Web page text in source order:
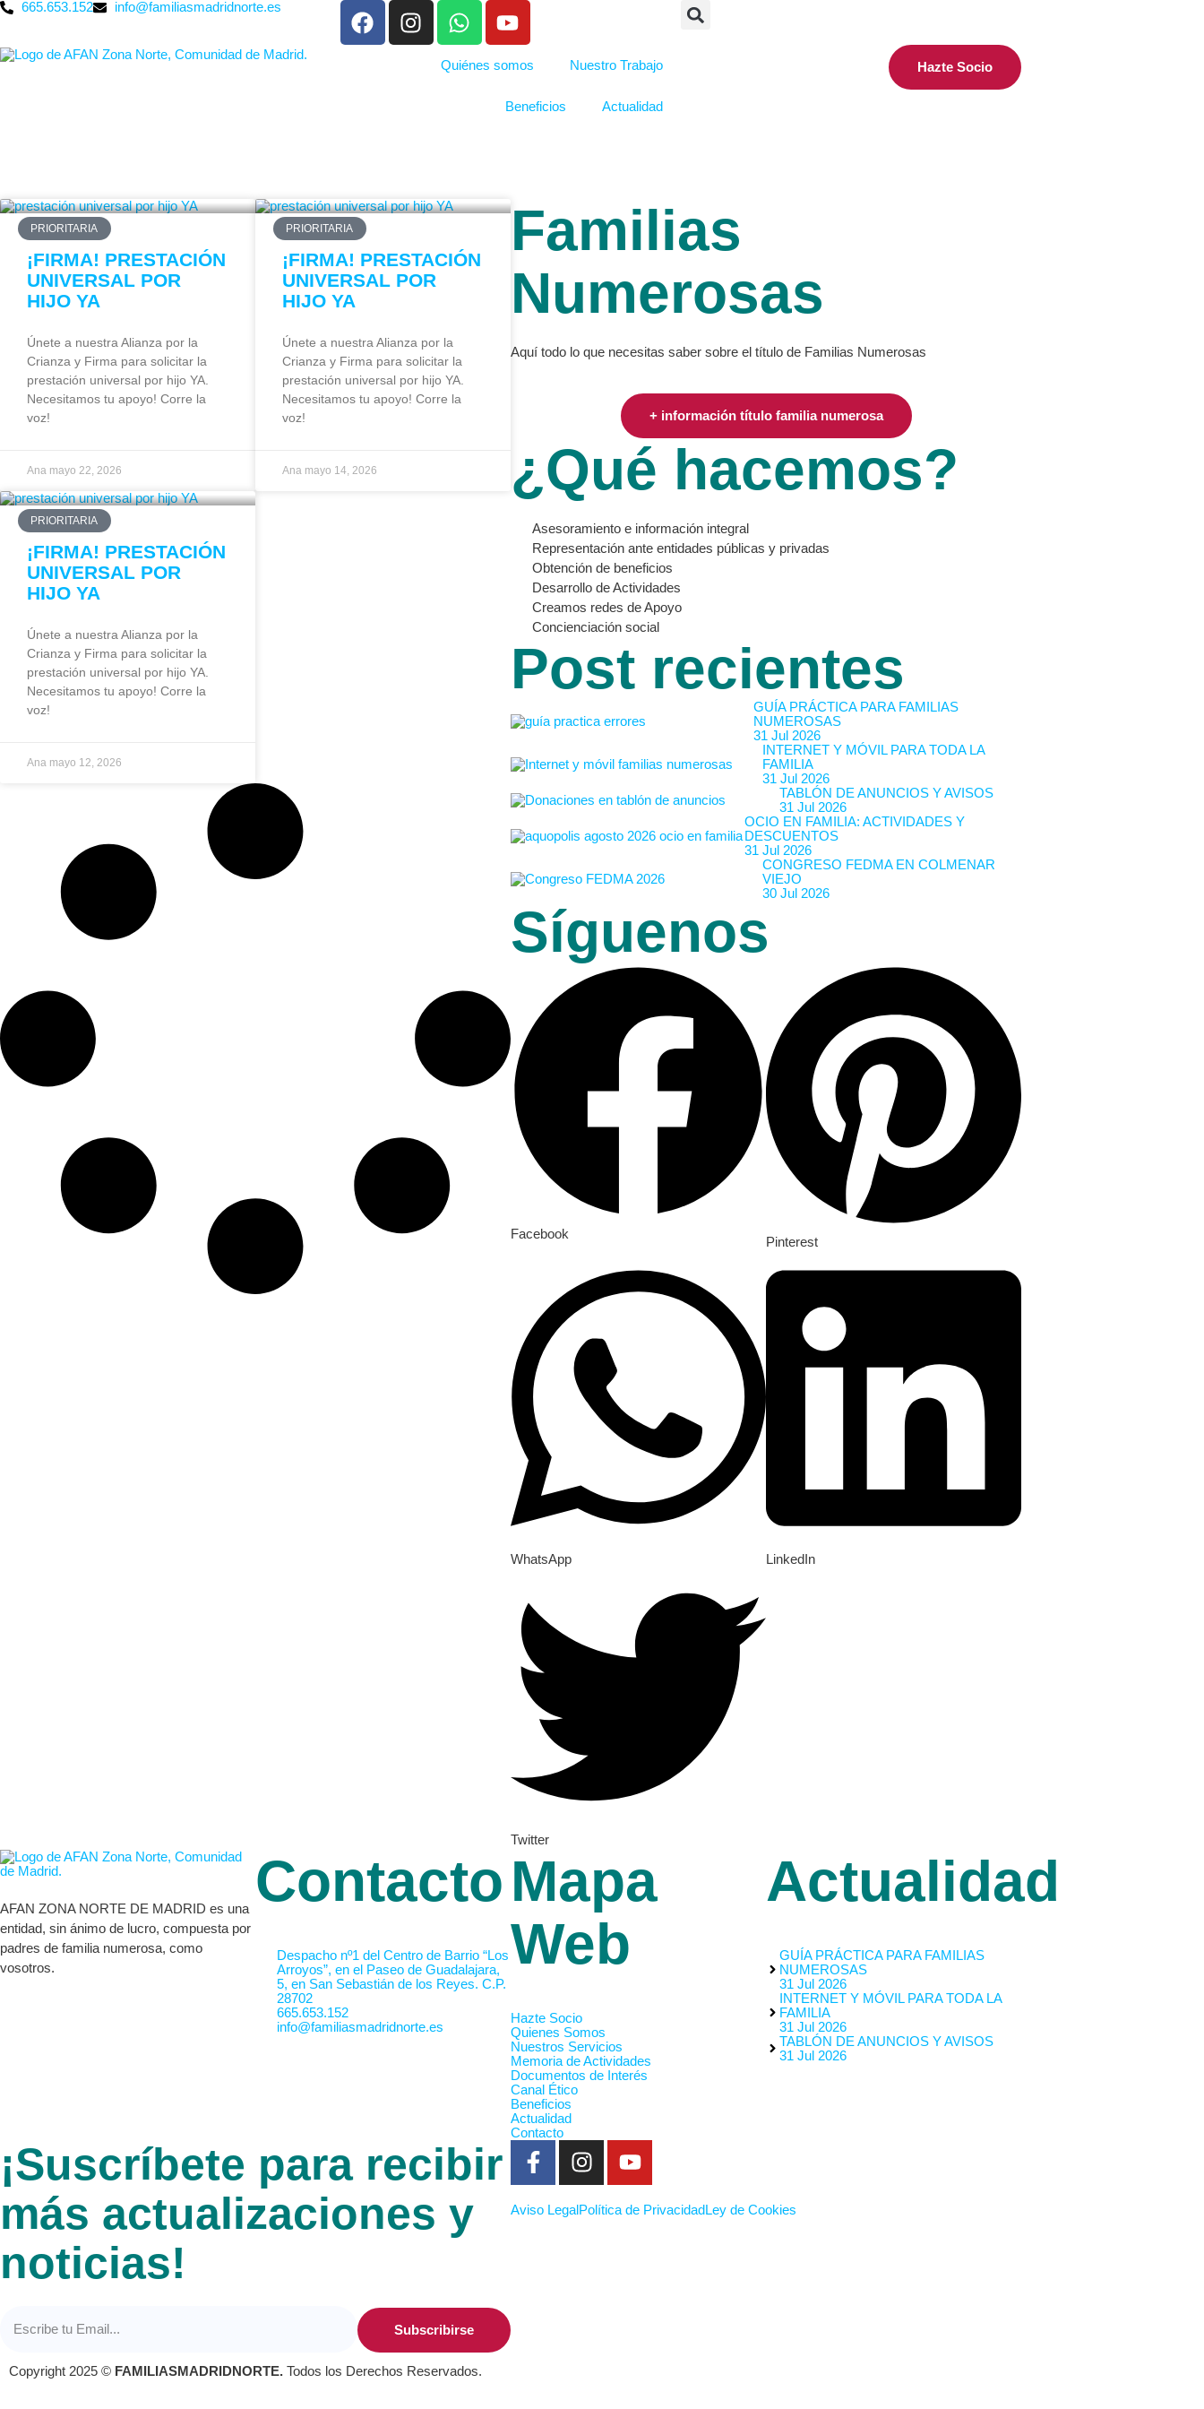
665.653.152 info@familiasmadridnorte.es
Quiénes somos Nuestro Trabajo
Beneficios Actualidad
Hazte Socio
PRIORITARIA
¡FIRMA! PRESTACIÓN
UNIVERSAL POR
HIJO YA
Únete a nuestra Alianza por la
Crianza y Firma para solicitar la
prestación universal por hijo YA.
Necesitamos tu apoyo! Corre la
voz!
Ana mayo 22, 2026
PRIORITARIA
¡FIRMA! PRESTACIÓN
UNIVERSAL POR
HIJO YA
Únete a nuestra Alianza por la
Crianza y Firma para solicitar la
prestación universal por hijo YA.
Necesitamos tu apoyo! Corre la
voz!
Ana mayo 14, 2026
PRIORITARIA
¡FIRMA! PRESTACIÓN
UNIVERSAL POR
HIJO YA
Únete a nuestra Alianza por la
Crianza y Firma para solicitar la
prestación universal por hijo YA.
Necesitamos tu apoyo! Corre la
voz!
Ana mayo 12, 2026
Familias
Numerosas
Aquí todo lo que necesitas saber sobre el título de Familias Numerosas
+ información título familia numerosa
¿Qué hacemos?
Asesoramiento e información integral
Representación ante entidades públicas y privadas
Obtención de beneficios
Desarrollo de Actividades
Creamos redes de Apoyo
Concienciación social
Post recientes
GUÍA PRÁCTICA PARA FAMILIAS
NUMEROSAS
31 Jul 2026
INTERNET Y MÓVIL PARA TODA LA
FAMILIA
31 Jul 2026
TABLÓN DE ANUNCIOS Y AVISOS
31 Jul 2026
OCIO EN FAMILIA: ACTIVIDADES Y
DESCUENTOS
31 Jul 2026
CONGRESO FEDMA EN COLMENAR
VIEJO
30 Jul 2026
Síguenos
Facebook
Pinterest
WhatsApp LinkedIn
Twitter
AFAN ZONA NORTE DE MADRID es una
entidad, sin ánimo de lucro, compuesta por
padres de familia numerosa, como
vosotros.
Contacto
Despacho nº1 del Centro de Barrio “Los
Arroyos”, en el Paseo de Guadalajara,
5, en San Sebastián de los Reyes. C.P.
28702
665.653.152
info@familiasmadridnorte.es
Mapa
Web
Hazte Socio
Quienes Somos
Nuestros Servicios
Memoria de Actividades
Documentos de Interés
Canal Ético
Beneficios
Actualidad
Contacto
Actualidad
GUÍA PRÁCTICA PARA FAMILIAS
NUMEROSAS
31 Jul 2026
INTERNET Y MÓVIL PARA TODA LA
FAMILIA
31 Jul 2026
TABLÓN DE ANUNCIOS Y AVISOS
31 Jul 2026
¡Suscríbete para recibir
más actualizaciones y
noticias!
Subscribirse
Aviso LegalPolítica de PrivacidadLey de Cookies
Copyright 2025 © FAMILIASMADRIDNORTE. Todos los Derechos Reservados.